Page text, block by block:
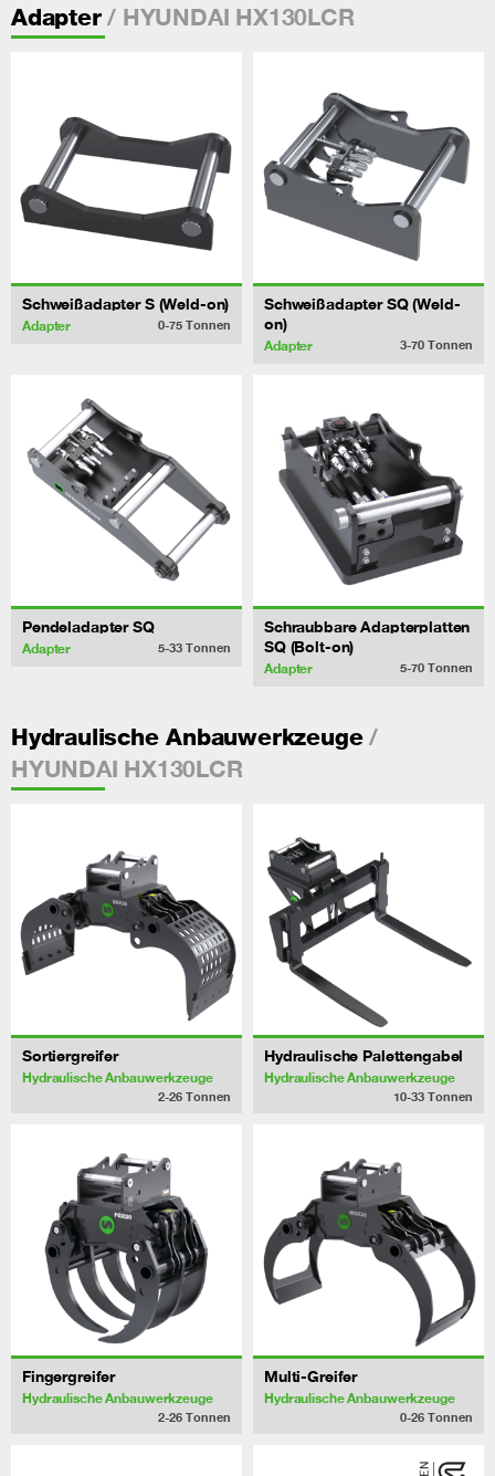
Adapter/ HYUNDAI HX130LCR
Schweißadapter S (Weld-on)
Adapter 0-75 Tonnen
Schweißadapter SQ (Weld-
on)
Adapter 3-70 Tonnen
Pendeladapter SQ
Adapter 5-33 Tonnen
Schraubbare Adapterplatten
SQ (Bolt-on)
Adapter 5-70 Tonnen
Hydraulische Anbauwerkzeuge/
HYUNDAI HX130LCR
Sortiergreifer
Hydraulische Anbauwerkzeuge
2-26 Tonnen
Hydraulische Palettengabel
Hydraulische Anbauwerkzeuge
10-33 Tonnen
Fingergreifer
Hydraulische Anbauwerkzeuge
2-26 Tonnen
Multi-Greifer
Hydraulische Anbauwerkzeuge
0-26 Tonnen